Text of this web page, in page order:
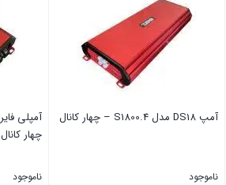
آمپ DS18 مدل S1800.4 – چهار کانال
ناموجود
چهار کانال
ناموجود